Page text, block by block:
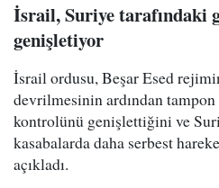
İsrail, Suriye tarafındaki
genişletiyor
İsrail ordusu, Beşar Esed
devrilmesinin ardından
kontrolünü genişlettiğini ve
kasabalarda daha serbest
açıkladı.